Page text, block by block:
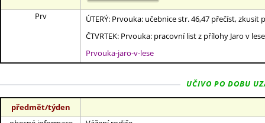
Prv
ÚTERÝ: Prvouka: učebnice str. 46,47 přečíst,
ČTVRTEK: Prvouka: pracovní list z přílohy Jaro v
Prvouka-jaro-v-lese
UČIVO PO DOBU
předmět/týden